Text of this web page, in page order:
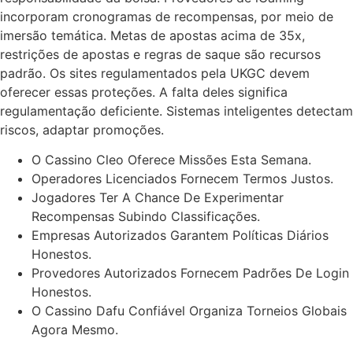
incorporam cronogramas de recompensas, por meio de
imersão temática. Metas de apostas acima de 35x,
restrições de apostas e regras de saque são recursos
padrão. Os sites regulamentados pela UKGC devem
oferecer essas proteções. A falta deles significa
regulamentação deficiente. Sistemas inteligentes detectam
riscos, adaptar promoções.
O Cassino Cleo Oferece Missões Esta Semana.
Operadores Licenciados Fornecem Termos Justos.
Jogadores Ter A Chance De Experimentar
Recompensas Subindo Classificações.
Empresas Autorizados Garantem Políticas Diários
Honestos.
Provedores Autorizados Fornecem Padrões De Login
Honestos.
O Cassino Dafu Confiável Organiza Torneios Globais
Agora Mesmo.